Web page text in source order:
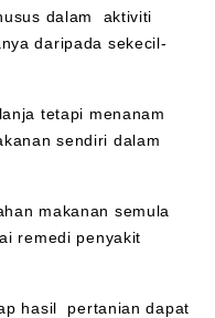
dalam aktiviti
daripada sekecil-
tetapi menanam
sendiri dalam
makanan semula
remedi penyakit
hasil pertanian dapat